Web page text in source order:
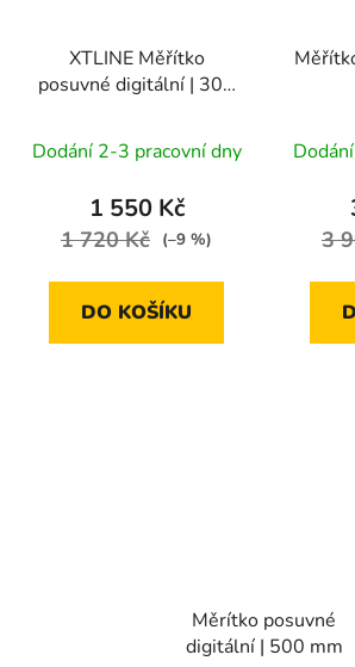
XTLINE Měřítko
posuvné digitální | 300
Dodání 2-3 pracovní dny
1 550 Kč
1 720 Kč (–9 %)
DO KOŠÍKU
3
Měrítko posuvné
digitální | 500 mm